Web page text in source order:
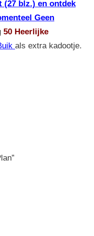
(27 blz.) en ontdek
Geen
50 Heerlijke
als extra kadootje.